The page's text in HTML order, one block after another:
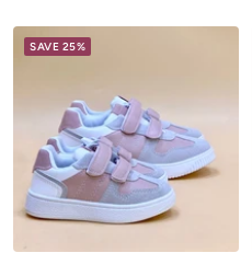
SAVE 25%